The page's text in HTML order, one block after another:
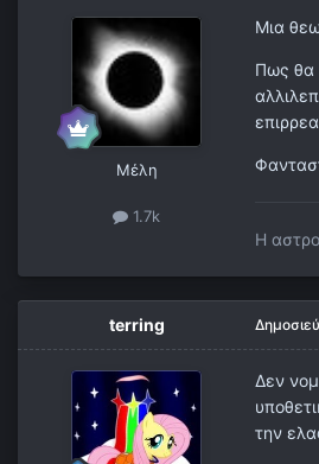
Μέλη
1.7k
Μια
Πως θα
Η
terring
Δεν
την